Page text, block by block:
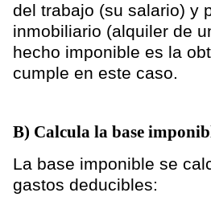
del trabajo (su salario) y
inmobiliario (alquiler de
hecho imponible es la
cumple en este caso.
B) Calcula la base
La base imponible se
gastos deducibles: